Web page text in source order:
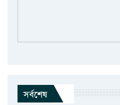
সর্বশেষ